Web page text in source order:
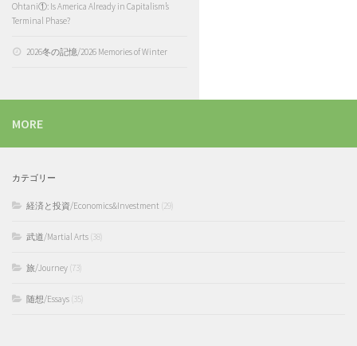
Ohtani①: Is America Already in Capitalism’s
Terminal Phase?
2026冬の記憶/2026 Memories of Winter
MORE
カテゴリー
経済と投資/Economics&Investment (29)
武道/Martial Arts (38)
旅/Journey (73)
随想/Essays (35)